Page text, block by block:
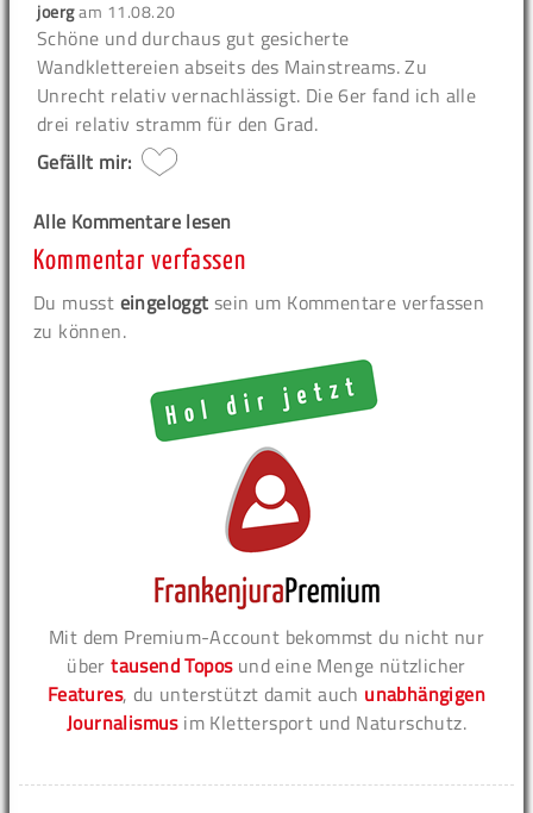
joergam 11.08.20
Schöne und durchaus gut gesicherte
Wandklettereien abseits des Mainstreams. Zu
Unrecht relativ vernachlässigt. Die 6er fand ich alle
drei relativ stramm für den Grad.
Gefällt mir:
Alle Kommentare lesen
Kommentar verfassen
Du musst eingeloggt sein um Kommentare verfassen
zu können.
Mit dem Premium-Account bekommst du nicht nur
übertausend Toposund eine Menge nützlicher
Features, du unterstützt damit auch unabhängigen
Journalismusim Klettersport und Naturschutz.